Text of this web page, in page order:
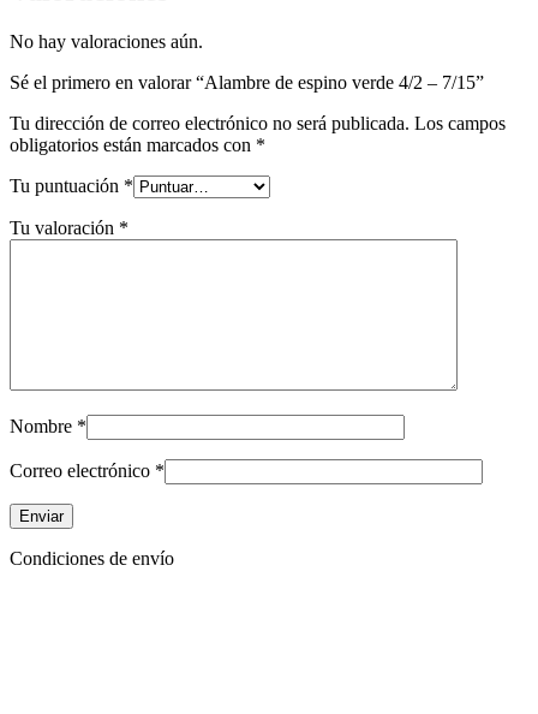
No hay valoraciones aún.
Sé el primero en valorar “Alambre de espino verde 4/2 – 7/15”
Tu dirección de correo electrónico no será publicada. Los campos
obligatorios están marcados con *
Tu puntuación *
Tu valoración *
Nombre *
Correo electrónico *
Condiciones de envío